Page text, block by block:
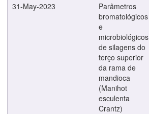
31-May-2023
Parâmetros
bromatológicos
e
microbiológicos
de silagens do
terço superior
da rama de
mandioca
(Manihot
esculenta
Crantz)